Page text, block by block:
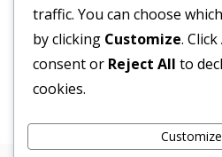
Buscar
Search
for:
traffic. You can choose
by clicking Customize. Click
consent or Reject All to
cookies.
Customize